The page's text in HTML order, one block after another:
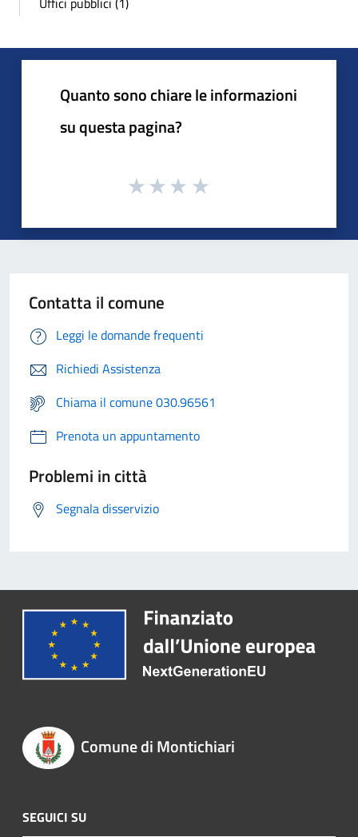
Quanto sono chiare le informazioni
su questa pagina?
Contatta il comune
Leggi le domande frequenti
Richiedi Assistenza
Chiama il comune 030.96561
Prenota un appuntamento
Problemi in città
Segnala disservizio
Comune di Montichiari
SEGUICI SU